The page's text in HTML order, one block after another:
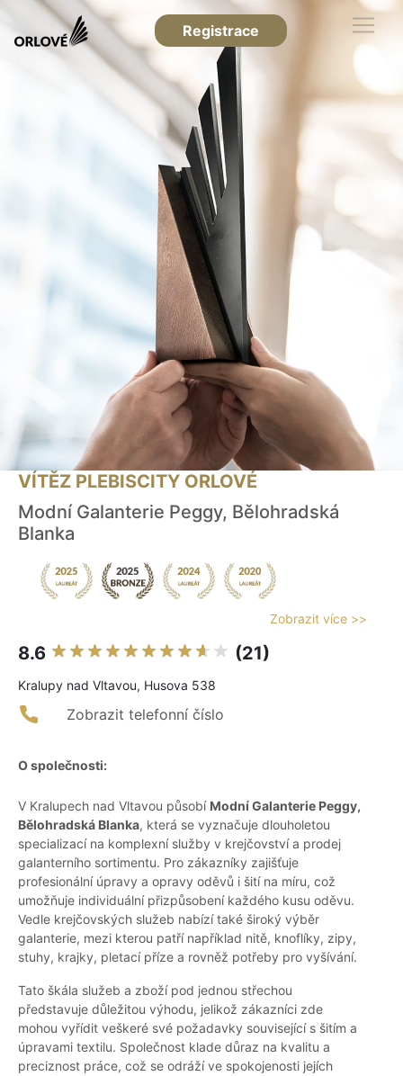
Registrace
VÍTĚZ PLEBISCITY ORLOVÉ
Modní Galanterie Peggy, Bělohradská
Blanka
Zobrazit více >>
8.6 (21)
Kralupy nad Vltavou, Husova 538
Zobrazit telefonní číslo
O společnosti:
V Kralupech nad Vltavou působí Modní Galanterie Peggy,
Bělohradská Blanka, která se vyznačuje dlouholetou
specializací na komplexní služby v krejčovství a prodej
galanterního sortimentu. Pro zákazníky zajišťuje
profesionální úpravy a opravy oděvů i šití na míru, což
umožňuje individuální přizpůsobení každého kusu oděvu.
Vedle krejčovských služeb nabízí také široký výběr
galanterie, mezi kterou patří například nitě, knoflíky, zipy,
stuhy, krajky, pletací příze a rovněž potřeby pro vyšívání.
Tato škála služeb a zboží pod jednou střechou
představuje důležitou výhodu, jelikož zákazníci zde
mohou vyřídit veškeré své požadavky související s šitím a
úpravami textilu. Společnost klade důraz na kvalitu a
preciznost práce, což se odráží ve spokojenosti jejích